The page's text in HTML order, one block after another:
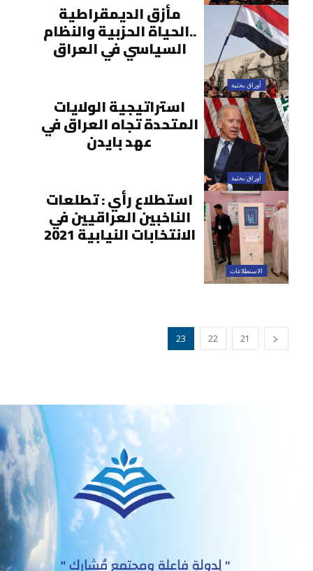
أوراق بحثية
مأزق الديمقراطية
..الحياة الحزبية والنظام
السياسي في العراق
أوراق بحثية
استراتيجية الولايات
المتحدة تجاه العراق في
عهد بايدن
الاستطلاعات
استطلاع رأي : تطلعات
الناخبين العراقيين في
الانتخابات النيابية 2021
21
22
23